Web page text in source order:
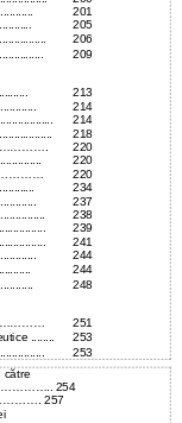
201
205
206
209
213
214
214
218
220
220
220
234
237
238
239
241
244
244
248
251
........
253
253
către
254
257